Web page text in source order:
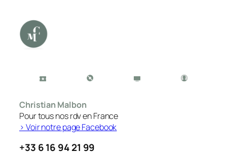
Christian Malbon
Pour tous nos rdv en France
> Voir notre page Facebook
+33 6 16 94 21 99